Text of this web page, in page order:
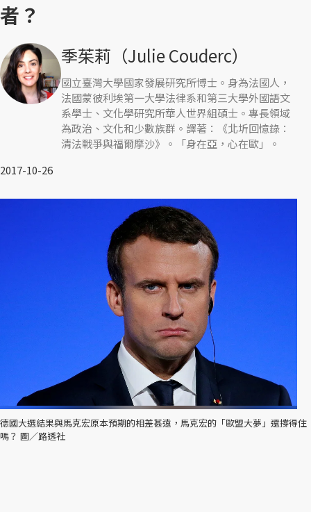
者？
季茱莉（Julie Couderc）
國立臺灣大學國家發展研究所博士。身為法國人，
法國蒙彼利埃第一大學法律系和第三大學外國語文
系學士、文化學研究所華人世界組碩士。專長領域
為政治、文化和少數族群。譯著：《北圻回憶錄：
清法戰爭與福爾摩沙》。「身在亞，心在歐」。
2017-10-26
德國大選結果與馬克宏原本預期的相差甚遠，馬克宏的「歐盟大夢」還撐得住
嗎？ 圖／路透社